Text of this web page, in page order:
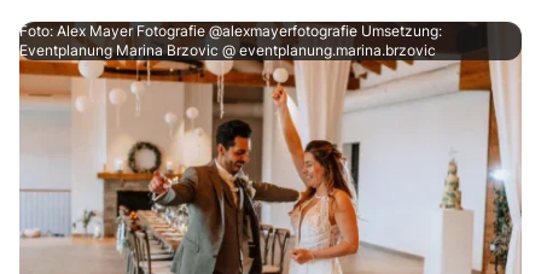
Foto: Alex Mayer Fotografie @alexmayerfotografie Umsetzung:
Eventplanung Marina Brzovic @ eventplanung.marina.brzovic